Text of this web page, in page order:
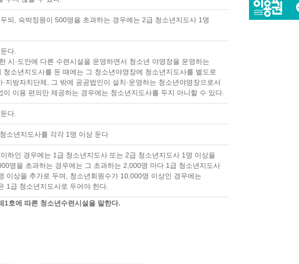
되, 숙박정원이 500명을 초과하는 경우에는 2급 청소년지도사 1명
다.
시·도안에 다른 수련시설을 운영하면서 청소년 야영장을 운영하는
청소년지도사를 둔 때에는 그 청소년야영장에 청소년지도사를 별도로
지방자치단체, 그 밖에 공공법인이 설치·운영하는 청소년야영장으로서
이 이용 편의만 제공하는 경우에는 청소년지도사를 두지 아니할 수 있다.
다.
소년지도사를 각각 1명 이상 둔다
하인 경우에는 1급 청소년지도사 또는 2급 청소년지도사 1명 이상을
명을 초과하는 경우에는 그 초과하는 2,000명 마다 1급 청소년지도사
이상을 추가로 두며, 청소년회원수가 10,000명 이상인 경우에는
1급 청소년지도사로 두어야 한다.
호에 따른 청소년수련시설을 말한다.